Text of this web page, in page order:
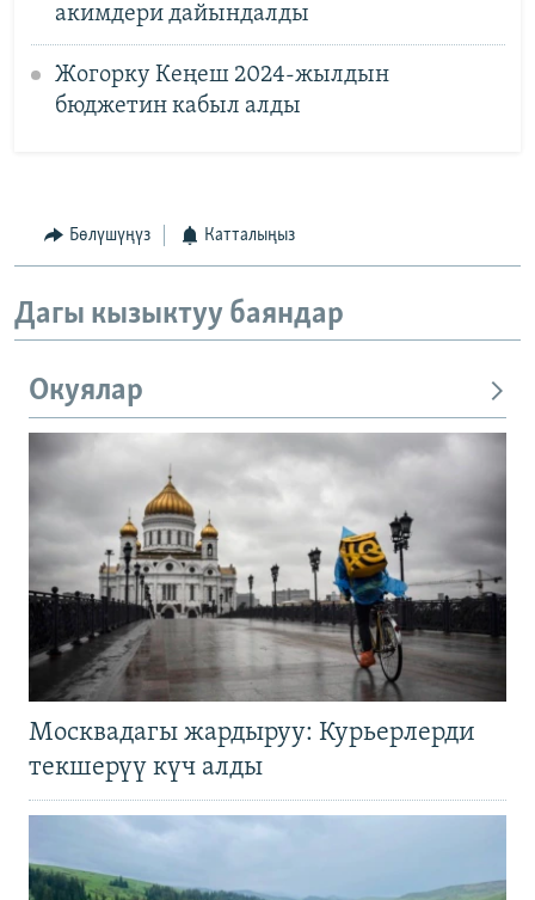
акимдери дайындалды
Жогорку Кеңеш 2024-жылдын
бюджетин кабыл алды
Бөлүшүңүз Катталыңыз
Дагы кызыктуу баяндар
Окуялар
Москвадагы жардыруу: Курьерлерди
текшерүү күч алды